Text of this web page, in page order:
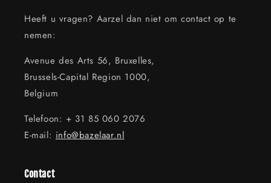
Heeft u vragen? Aarzel dan niet om contact op te
nemen:
Avenue des Arts 56, Bruxelles,
Brussels-Capital Region 1000,
Belgium
Telefoon: + 31 85 060 2076
E-mail: info@bazelaar.nl
Contact